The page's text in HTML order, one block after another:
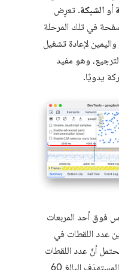
أو الشبكة. تعرِض
في تلك المرحلة
لإعادة تشغيل
وهو مفيد
يدويًا.
فوق أحد المربعات
عدد اللقطات في
أنّ عدد اللقطات
في كل ثانية أقل بكثير من المعدل المستهدَف البالغ 60